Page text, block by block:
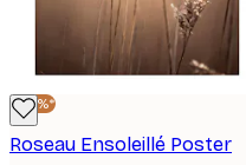
-40%*
Roseau Ensoleillé Poster